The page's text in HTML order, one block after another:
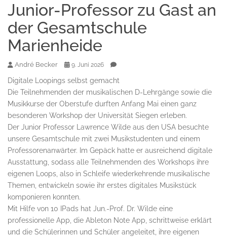
Junior-Professor zu Gast an
der Gesamtschule
Marienheide
André Becker 9. Juni 2026
Digitale Loopings selbst gemacht
Die Teilnehmenden der musikalischen D-Lehrgänge sowie die
Musikkurse der Oberstufe durften Anfang Mai einen ganz
besonderen Workshop der Universität Siegen erleben.
Der Junior Professor Lawrence Wilde aus den USA besuchte
unsere Gesamtschule mit zwei Musikstudenten und einem
Professorenanwärter. Im Gepäck hatte er ausreichend digitale
Ausstattung, sodass alle Teilnehmenden des Workshops ihre
eigenen Loops, also in Schleife wiederkehrende musikalische
Themen, entwickeln sowie ihr erstes digitales Musikstück
komponieren konnten.
Mit Hilfe von 10 IPads hat Jun.-Prof. Dr. Wilde eine
professionelle App, die Ableton Note App, schrittweise erklärt
und die Schülerinnen und Schüler angeleitet, ihre eigenen